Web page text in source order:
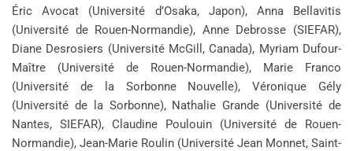
Éric Avocat (Université d’Osaka, Japon), Anna Bellavitis
(Université de Rouen-Normandie), Anne Debrosse (SIEFAR),
Diane Desrosiers (Université McGill, Canada), Myriam Dufour-
Maître (Université de Rouen-Normandie), Marie Franco
(Université de la Sorbonne Nouvelle), Véronique Gély
(Université de la Sorbonne), Nathalie Grande (Université de
Nantes, SIEFAR), Claudine Poulouin (Université de Rouen-
Normandie), Jean-Marie Roulin (Université Jean Monnet, Saint-